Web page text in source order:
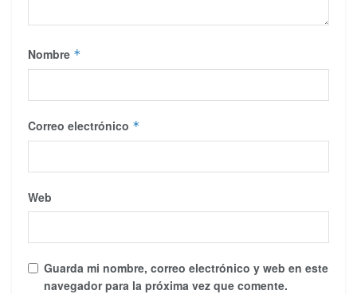
Nombre *
Correo electrónico *
Web
Guarda mi nombre, correo electrónico y web en este
navegador para la próxima vez que comente.